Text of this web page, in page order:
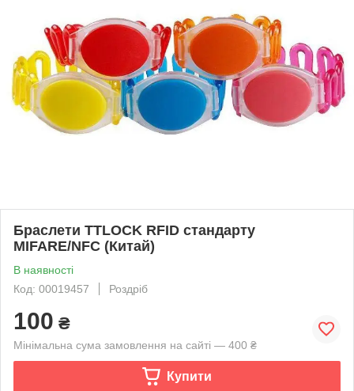
Браслети TTLOCK RFID стандарту
MIFARE/NFC (Китай)
В наявності
Код: 00019457
Роздріб
100 ₴
Мінімальна сума замовлення на сайті — 400 ₴
Купити